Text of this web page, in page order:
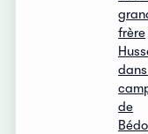
frère
de